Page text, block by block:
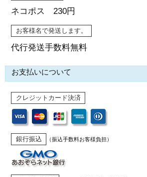
ネコポス 230円
お客様名で発送します。
代行発送手数料無料
お支払いについて
クレジットカード決済
銀行振込 （振込手数料お客様負担）